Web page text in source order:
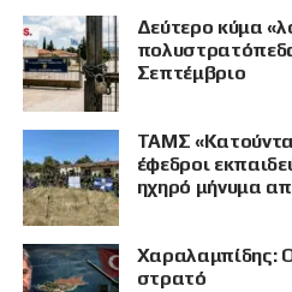
Δεύτερο κύμα
Σεπτέμβριο
ΤΑΜΣ
έφεδροι
ηχηρό μήνυμα
Χαραλαμπίδης:
στρατό